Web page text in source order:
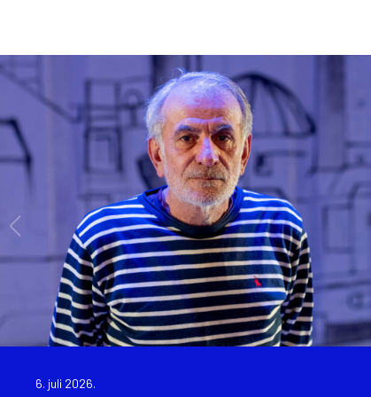
6. juli 2026.